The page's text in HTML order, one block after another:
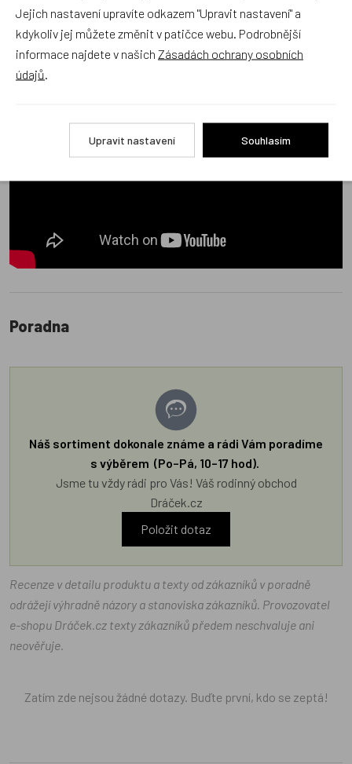
Poradna
Náš sortiment dokonale známe a rádi Vám poradíme
s výběrem (Po–Pá, 10–17 hod).
Jsme tu vždy rádi pro Vás! Váš rodinný obchod
Dráček.cz
Položit dotaz
Recenze v detailu produktu a texty od zákazníků v poradně
odrážejí výhradně názory a stanoviska zákazníků. Provozovatel
e-shopu Dráček.cz texty zákazníků předem neschvaluje ani
neověřuje.
Zatím zde nejsou žádné dotazy. Buďte první, kdo se zeptá!
Jejich nastavení upravíte odkazem "Upravit nastavení" a
kdykoliv jej můžete změnit v patičce webu. Podrobnější
informace najdete v našich Zásadách ochrany osobních
údajů
Upravit nastavení Souhlasím